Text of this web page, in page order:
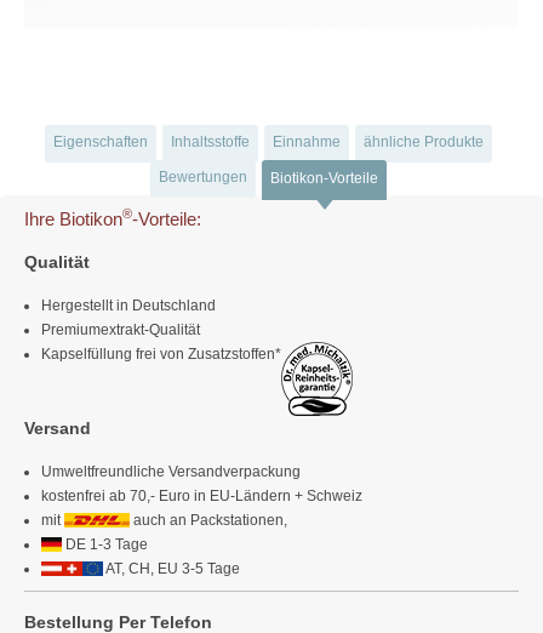
Eigenschaften Inhaltsstoffe Einnahme ähnliche Produkte
Bewertungen Biotikon-Vorteile
Ihre Biotikon®-Vorteile:
Qualität
Hergestellt in Deutschland
Premiumextrakt-Qualität
Kapselfüllung frei von Zusatzstoffen*
Versand
Umweltfreundliche Versandverpackung
kostenfrei ab 70,- Euro in EU-Ländern + Schweiz
mit
auch an Packstationen,
DE 1-3 Tage
AT, CH, EU 3-5 Tage
Bestellung Per Telefon